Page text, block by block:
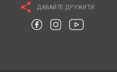
share ДАВАЙТЕ ДРУЖИТИ: